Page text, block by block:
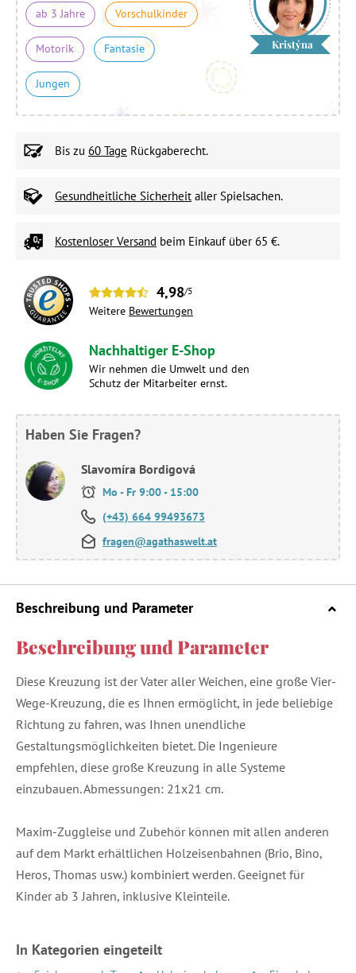
ab 3 Jahre Vorschulkinder
Motorik Fantasie
Jungen
Kristýna
Bis zu 60 Tage Rückgaberecht.
Gesundheitliche Sicherheit aller Spielsachen.
Kostenloser Versand beim Einkauf über 65 €.
4,98/5
Weitere Bewertungen
Nachhaltiger E-Shop
Wir nehmen die Umwelt und den
Schutz der Mitarbeiter ernst.
Haben Sie Fragen?
Slavomíra Bordigová
Mo - Fr 9:00 - 15:00
(+43) 664 99493673
fragen@agathaswelt.at
Beschreibung und Parameter
Beschreibung und Parameter
Diese Kreuzung ist der Vater aller Weichen, eine große Vier-
Wege-Kreuzung, die es Ihnen ermöglicht, in jede beliebige
Richtung zu fahren, was Ihnen unendliche
Gestaltungsmöglichkeiten bietet. Die Ingenieure
empfehlen, diese große Kreuzung in alle Systeme
einzubauen. Abmessungen: 21x21 cm.
Maxim-Zuggleise und Zubehör können mit allen anderen
auf dem Markt erhältlichen Holzeisenbahnen (Brio, Bino,
Heros, Thomas usw.) kombiniert werden. Geeignet für
Kinder ab 3 Jahren, inklusive Kleinteile.
In Kategorien eingeteilt